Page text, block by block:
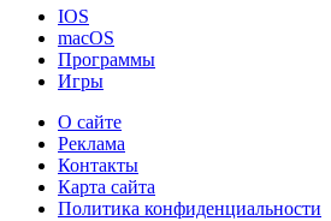
IOS
macOS
Программы
Игры
О сайте
Реклама
Контакты
Карта сайта
Политика конфиденциальности